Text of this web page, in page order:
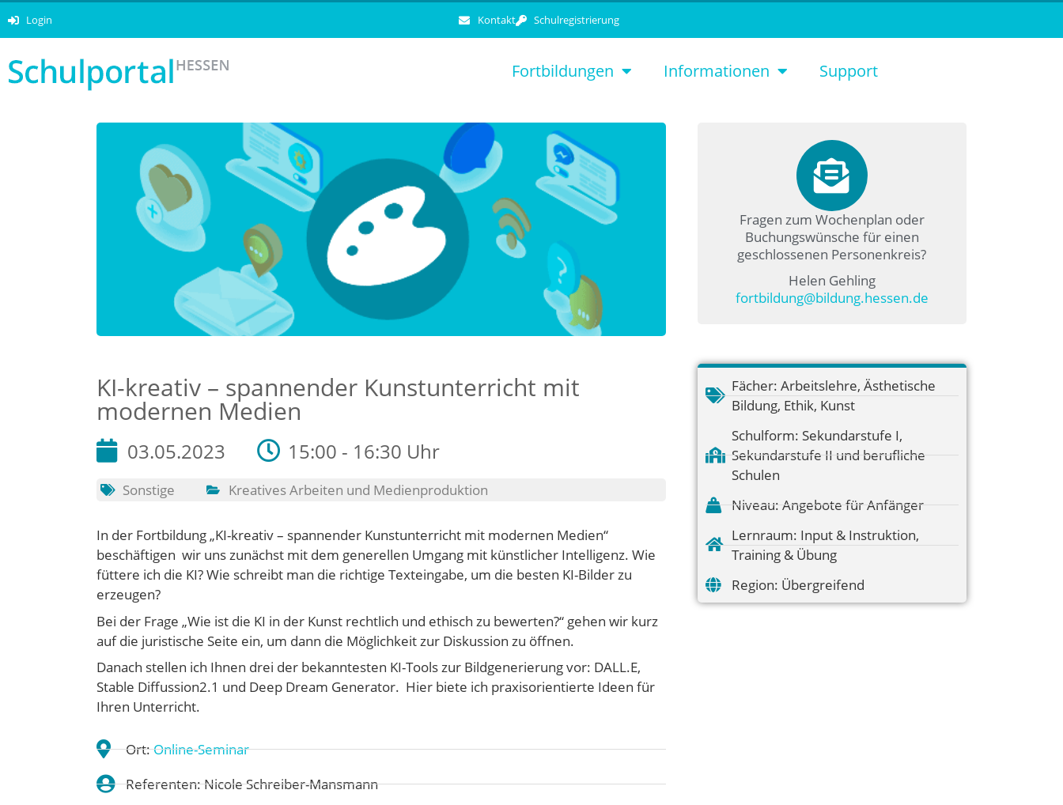
Login Kontakt Schulregistrierung
Fortbildungen Informationen Support
KI-kreativ – spannender Kunstunterricht mit
modernen Medien
03.05.2023 15:00 - 16:30 Uhr
Sonstige Kreatives Arbeiten und Medienproduktion
In der Fortbildung „KI-kreativ – spannender Kunstunterricht mit modernen Medien“
beschäftigen wir uns zunächst mit dem generellen Umgang mit künstlicher Intelligenz. Wie
füttere ich die KI? Wie schreibt man die richtige Texteingabe, um die besten KI-Bilder zu
erzeugen?
Bei der Frage „Wie ist die KI in der Kunst rechtlich und ethisch zu bewerten?“ gehen wir kurz
auf die juristische Seite ein, um dann die Möglichkeit zur Diskussion zu öffnen.
Danach stellen ich Ihnen drei der bekanntesten KI-Tools zur Bildgenerierung vor: DALL.E,
Stable Diffussion2.1 und Deep Dream Generator. Hier biete ich praxisorientierte Ideen für
Ihren Unterricht.
Ort:Online-Seminar
Referenten: Nicole Schreiber-Mansmann
Fragen zum Wochenplan oder
Buchungswünsche für einen
geschlossenen Personenkreis?
Helen Gehling
fortbildung@bildung.hessen.de
Fächer: Arbeitslehre, Ästhetische
Bildung, Ethik, Kunst
Schulform: Sekundarstufe I,
Sekundarstufe II und berufliche
Schulen
Niveau: Angebote für Anfänger
Lernraum: Input & Instruktion,
Training & Übung
Region: Übergreifend